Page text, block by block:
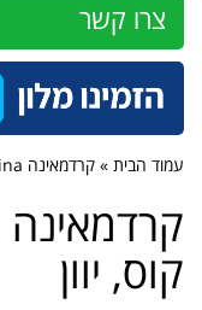
צרו קשר
עמוד הבית » קרדמאינה Kardamaina קוס, יוון
קוס, יוון